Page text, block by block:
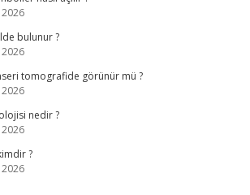
bulunur ?
tomografide görünür mü ?
nedir ?
?